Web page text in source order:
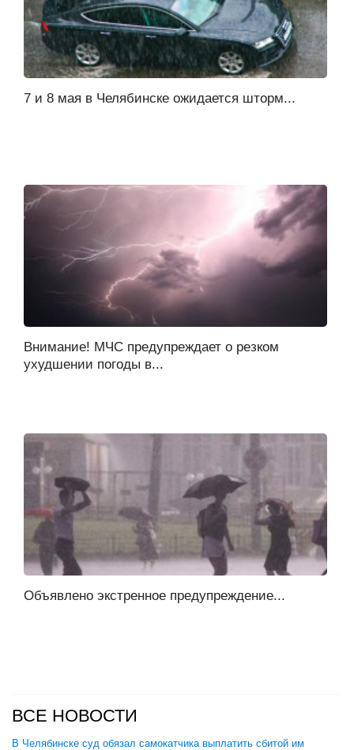
7 и 8 мая в Челябинске ожидается шторм...
Внимание! МЧС предупреждает о резком
ухудшении погоды в...
Объявлено экстренное предупреждение...
ВСЕ НОВОСТИ
В Челябинске суд обязал самокатчика выплатить сбитой им